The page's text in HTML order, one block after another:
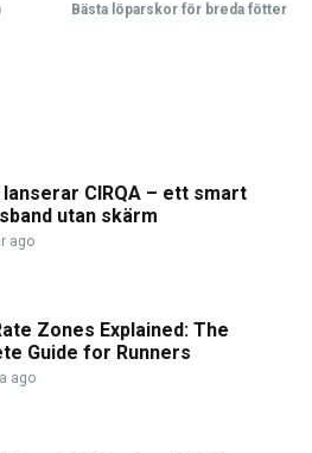
Bästa löparskor för breda fötter
lanserar CIRQA – ett smart
utan skärm
ago
Zones Explained: The
Guide for Runners
ago